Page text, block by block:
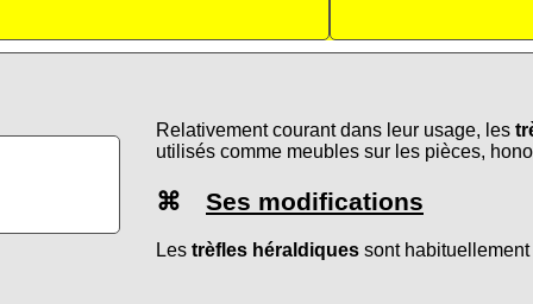
Relativement courant dans leur usage, les
utilisés comme meubles sur les pièces,
⌘ Ses modifications
Les trèfles héraldiques sont